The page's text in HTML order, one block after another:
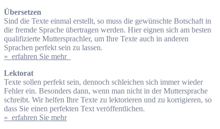
Übersetzen
Sind die Texte einmal erstellt, so muss die gewünschte Botschaft in
die fremde Sprache übertragen werden. Hier eignen sich am besten
qualifizierte Muttersprachler, um Ihre Texte auch in anderen
Sprachen perfekt sein zu lassen.
» erfahren Sie mehr
Lektorat
Texte sollen perfekt sein, dennoch schleichen sich immer wieder
Fehler ein. Besonders dann, wenn man nicht in der Muttersprache
schreibt. Wir helfen Ihre Texte zu lektorieren und zu korrigieren, so
dass Sie einen perfekten Text veröffentlichen.
» erfahren Sie mehr